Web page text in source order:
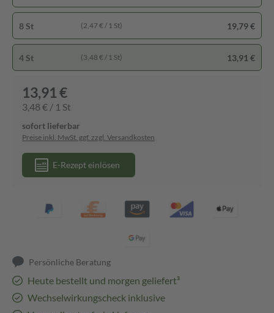
8 St (2,47 € / 1 St) 19,79 €
4 St (3,48 € / 1 St) 13,91 €
13,91 €
3,48 € / 1 St
sofort lieferbar
Preise inkl. MwSt. ggf. zzgl. Versandkosten
E-Rezept einlösen
Persönliche Beratung
Heute bestellt und morgen geliefert³
Wechselwirkungscheck inklusive